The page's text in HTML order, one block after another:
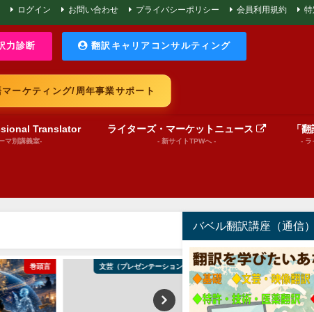
ログイン お問い合わせ プライバシーポリシー 会員利用規約 特
力診断 翻訳キャリアコンサルティング
ーケティング/周年事業サポート
Translator
マ別講義室-
ライターズ・マーケットニュース
- 新サイトTPWへ -
「
- ラ
巻頭言 文芸（プレゼンテーション動画） 文芸（プレゼンテーション動
バベル翻訳講座（通信